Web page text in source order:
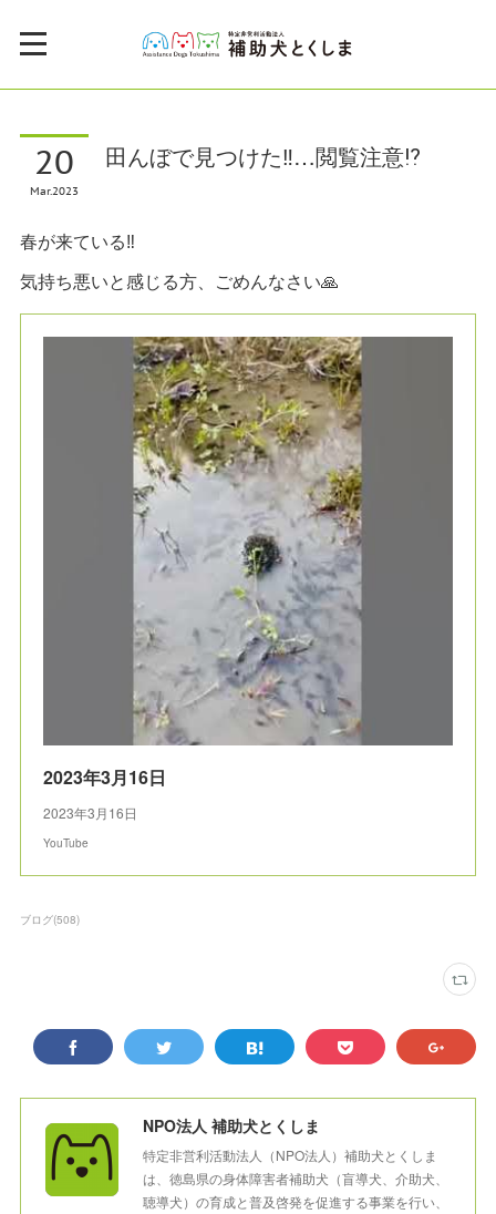
20
Mar2023
田んぼで見つけた‼️…閲覧注意⁉️
春が来ている‼️
気持ち悪いと感じる方、ごめんなさい🙏
2023年3月16日
2023年3月16日
YouTube
ブログ(508)
NPO法人 補助犬とくしま
特定非営利活動法人（NPO法人）補助犬とくしま
は、徳島県の身体障害者補助犬（盲導犬、介助犬、
聴導犬）の育成と普及啓発を促進する事業を行い、